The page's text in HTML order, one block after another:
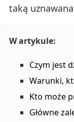
taką
W artykule:
Czym jest
Warunki,
Kto może
Główne